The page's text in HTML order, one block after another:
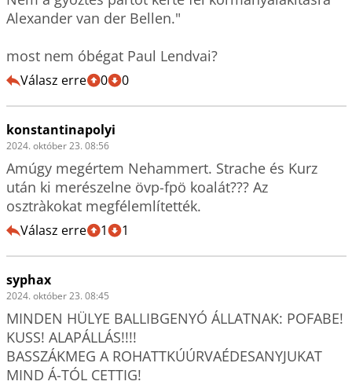
Alexander van der Bellen."
most nem óbégat Paul Lendvai?
Válasz erre 0 0
konstantinapolyi
2024. október 23. 08:56
Amúgy megértem Nehammert. Strache és Kurz
után ki merészelne övp-fpö koalát??? Az
osztràkokat megfélemlítették.
Válasz erre 1 1
syphax
2024. október 23. 08:45
MINDEN HÜLYE BALLIBGENYÓ ÁLLATNAK: POFABE!
KUSS! ALAPÁLLÁS!!!!
BASSZÁKMEG A ROHATTKÚÚRVAÉDESANYJUKAT
MIND Á-TÓL CETTIG!